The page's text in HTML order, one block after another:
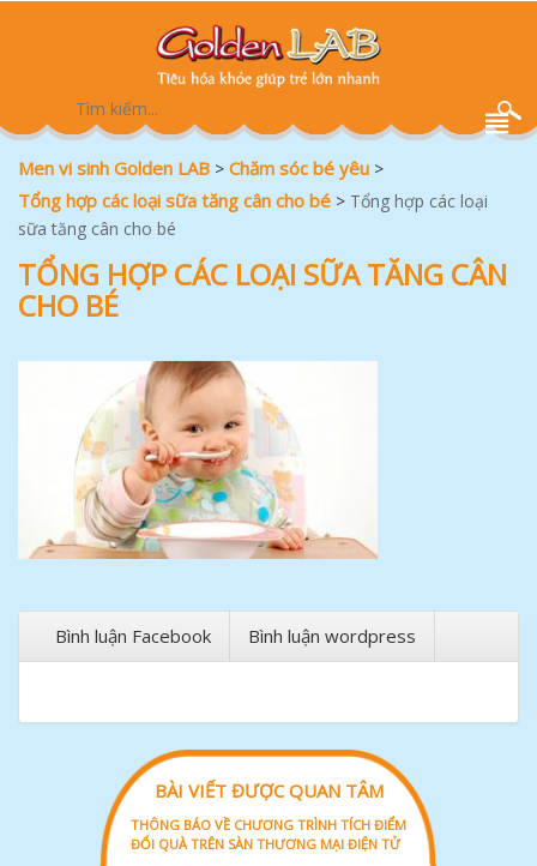
Men vi sinh Golden LAB > Chăm sóc bé yêu >
Tổng hợp các loại sữa tăng cân cho bé > Tổng hợp các loại
sữa tăng cân cho bé
TỔNG HỢP CÁC LOẠI SỮA TĂNG CÂN
CHO BÉ
Bình luận Facebook Bình luận wordpress
BÀI VIẾT ĐƯỢC QUAN TÂM
THÔNG BÁO VỀ CHƯƠNG TRÌNH TÍCH ĐIỂM
ĐỔI QUÀ TRÊN SÀN THƯƠNG MẠI ĐIỆN TỬ